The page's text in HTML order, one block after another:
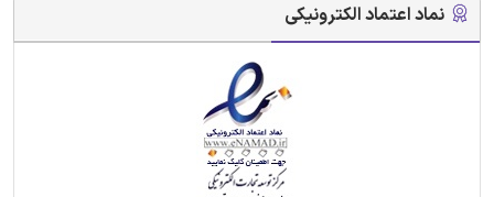
نماد اعتماد الکترونیکی